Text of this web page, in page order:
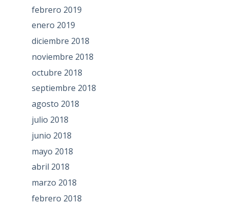
febrero 2019
enero 2019
diciembre 2018
noviembre 2018
octubre 2018
septiembre 2018
agosto 2018
julio 2018
junio 2018
mayo 2018
abril 2018
marzo 2018
febrero 2018